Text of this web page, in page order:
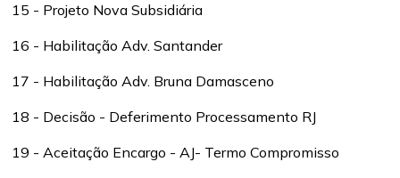
15 - Projeto Nova Subsidiária
16 - Habilitação Adv. Santander
17 - Habilitação Adv. Bruna Damasceno
18 - Decisão - Deferimento Processamento RJ
19 - Aceitação Encargo - AJ- Termo Compromisso